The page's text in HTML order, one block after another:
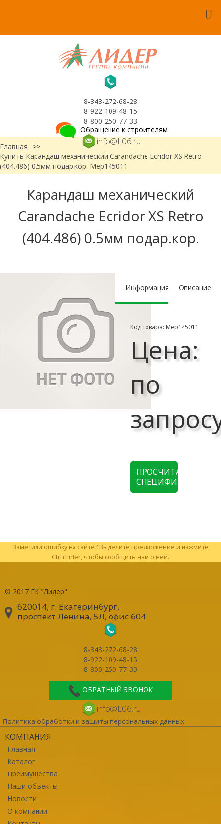
8-343-272-68-28
8-922-109-48-15
8-800-250-77-33
info@L06.ru
Обращение к строителям
Главная
>>
Купить Карандаш механический Carandache Ecridor XS Retro
(404.486) 0.5мм подар.кор. Мер145011
Карандаш механический
Carandache Ecridor XS Retro
(404.486) 0.5мм подар.кор.
Информация Описание
Код товара: Мер145011
Цена:
по
ПРОСЧИТАТЬ
СПЕЦИФИКАЦИЮ
Заметили ошибку на сайте? Выделите предложение и нажмите
Ctrl+Enter, чтобы сообщить нам о ней.
© 2017 ГК "Лидер"
620014, г. Екатеринбург,
проспект Ленина, 5Л, офис 604
8-343-272-68-28
8-922-109-48-15
8-800-250-77-33
ОБРАТНЫЙ ЗВОНОК
info@L06.ru
Политика обработки и защиты персональных данных
КОМПАНИЯ
Главная
Каталог
Преимущества
Наши объекты
Новости
О компании